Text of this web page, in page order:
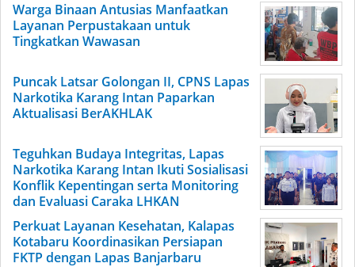
Warga Binaan Antusias Manfaatkan
Layanan Perpustakaan untuk
Tingkatkan Wawasan
Puncak Latsar Golongan II, CPNS Lapas
Narkotika Karang Intan Paparkan
Aktualisasi BerAKHLAK
Teguhkan Budaya Integritas, Lapas
Narkotika Karang Intan Ikuti Sosialisasi
Konflik Kepentingan serta Monitoring
dan Evaluasi Caraka LHKAN
Perkuat Layanan Kesehatan, Kalapas
Kotabaru Koordinasikan Persiapan
FKTP dengan Lapas Banjarbaru